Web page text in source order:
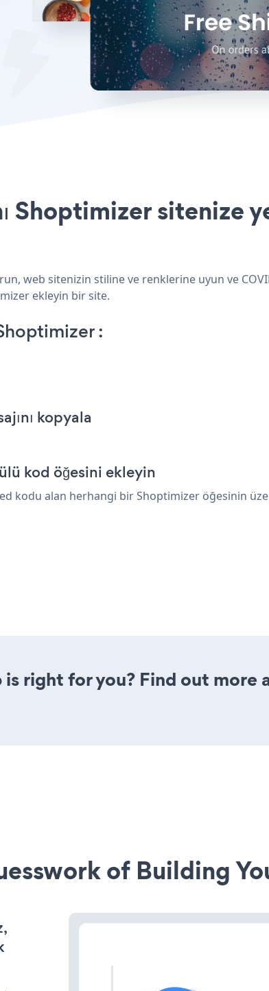
Shoptimizer sitenize
web sitenizin stiline ve renklerine uyun ve
ekleyin bir site.
:
kopyala
kod öğesini ekleyin
kodu alan herhangi bir Shoptimizer öğesinin
right for you? Find out more
of Building